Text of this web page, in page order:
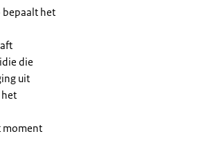
bepaalt het
die
uit
moment